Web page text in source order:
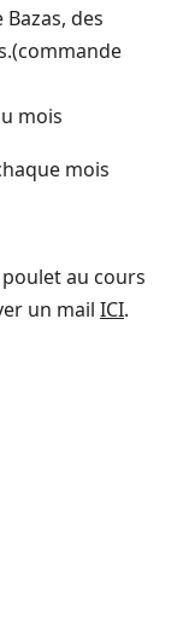
des
mois
mois
au cours
un mail ICI.